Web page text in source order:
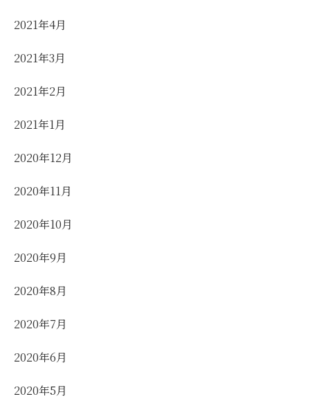
2021年4月
2021年3月
2021年2月
2021年1月
2020年12月
2020年11月
2020年10月
2020年9月
2020年8月
2020年7月
2020年6月
2020年5月